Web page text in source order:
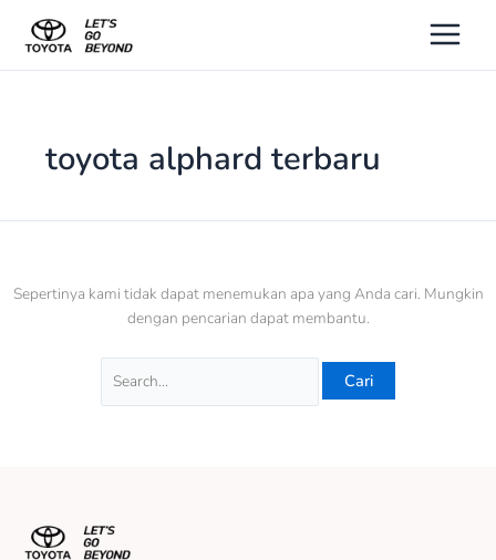
konten
toyota alphard terbaru
Sepertinya kami tidak dapat menemukan apa yang Anda cari. Mungkin
dengan pencarian dapat membantu.
untuk: